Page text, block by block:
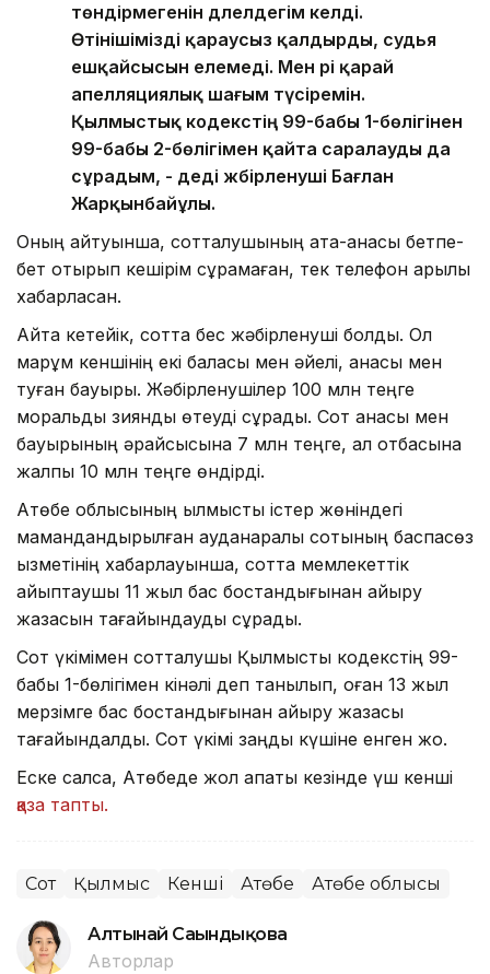
төндірмегенін дәлелдегім келді.
Өтінішімізді қараусыз қалдырды, судья
ешқайсысын елемеді. Мен әрі қарай
апелляциялық шағым түсіремін.
Қылмыстық кодекстің 99-бабы 1-бөлігінен
99-бабы 2-бөлігімен қайта саралауды да
сұрадым, - деді жәбірленуші Бағлан
Жарқынбайұлы.
Оның айтуынша, сотталушының ата-анасы бетпе-
бет отырып кешірім сұрамаған, тек телефон арқылы
хабарласқан.
Айта кетейік, сотта бес жәбірленуші болды. Ол
марқұм кеншінің екі баласы мен әйелі, анасы мен
туған бауыры. Жәбірленушілер 100 млн теңге
моральдық зиянды өтеуді сұрады. Сот анасы мен
бауырының әрқайсысына 7 млн теңге, ал отбасына
жалпы 10 млн теңге өндірді.
Ақтөбе облысының қылмыстық істер жөніндегі
мамандандырылған ауданаралық сотының баспасөз
қызметінің хабарлауынша, сотта мемлекеттік
айыптаушы 11 жыл бас бостандығынан айыру
жазасын тағайындауды сұрады.
Сот үкімімен сотталушы Қылмыстық кодекстің 99-
бабы 1-бөлігімен кінәлі деп танылып, оған 13 жыл
мерзімге бас бостандығынан айыру жазасы
тағайындалды. Сот үкімі заңды күшіне енген жоқ.
Еске салсақ, Ақтөбеде жол апаты кезінде үш кенші
қаза тапты.
Сот Қылмыс Кенші Ақтөбе Ақтөбе облысы
Алтынай Сағындықова
Авторлар